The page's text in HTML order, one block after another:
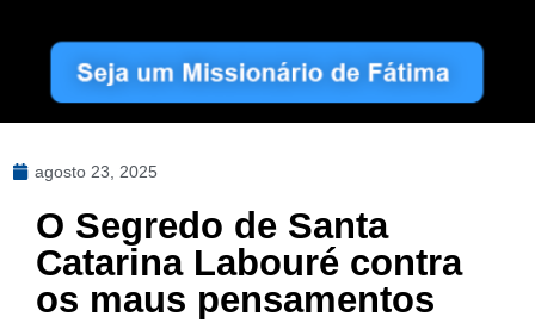
agosto 23, 2025
O Segredo de Santa
Catarina Labouré contra
os maus pensamentos